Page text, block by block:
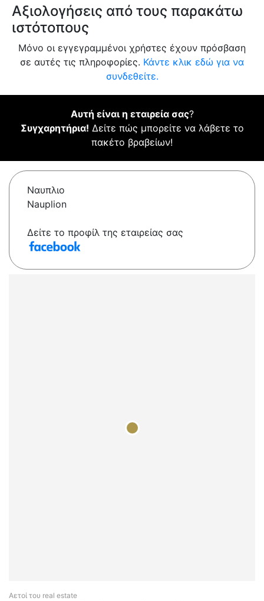
Αξιολογήσεις από τους παρακάτω
ιστότοπους
Μόνο οι εγγεγραμμένοι χρήστες έχουν πρόσβαση
σε αυτές τις πληροφορίες. Κάντε κλικ εδώ για να
συνδεθείτε.
Αυτή είναι η εταιρεία σας?
Συγχαρητήρια! Δείτε πώς μπορείτε να λάβετε το
πακέτο βραβείων!
Ναυπλιο
Nauplion
Δείτε το προφίλ της εταιρείας σας
Αετοί του real estate